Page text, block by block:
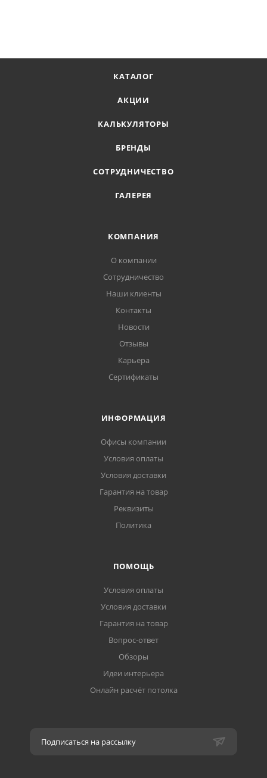
КАТАЛОГ
АКЦИИ
КАЛЬКУЛЯТОРЫ
БРЕНДЫ
СОТРУДНИЧЕСТВО
ГАЛЕРЕЯ
КОМПАНИЯ
О компании
Сотрудничество
Наши клиенты
Контакты
Новости
Отзывы
Карьера
Сертификаты
ИНФОРМАЦИЯ
Офисы компании
Условия оплаты
Условия доставки
Гарантия на товар
Реквизиты
Политика
ПОМОЩЬ
Условия оплаты
Условия доставки
Гарантия на товар
Вопрос-ответ
Обзоры
Идеи интерьера
Онлайн расчёт потолка
Подписаться на рассылку